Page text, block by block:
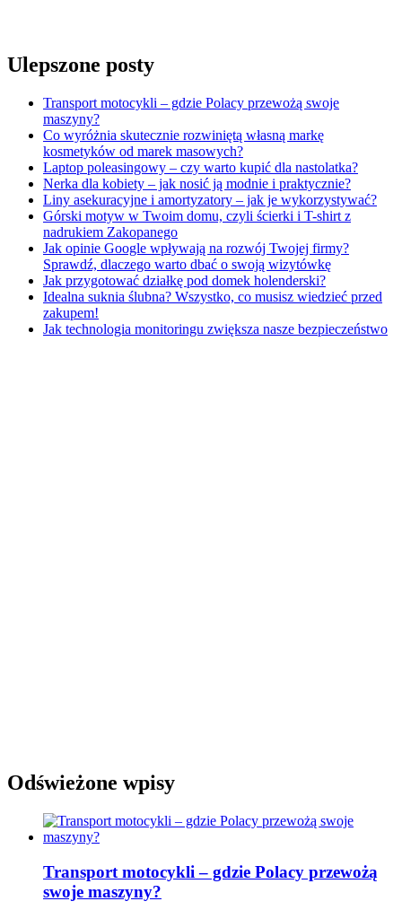
Ulepszone posty
Transport motocykli – gdzie Polacy przewożą swoje
maszyny?
Co wyróżnia skutecznie rozwiniętą własną markę
kosmetyków od marek masowych?
Laptop poleasingowy – czy warto kupić dla nastolatka?
Nerka dla kobiety – jak nosić ją modnie i praktycznie?
Liny asekuracyjne i amortyzatory – jak je wykorzystywać?
Górski motyw w Twoim domu, czyli ścierki i T-shirt z
nadrukiem Zakopanego
Jak opinie Google wpływają na rozwój Twojej firmy?
Sprawdź, dlaczego warto dbać o swoją wizytówkę
Jak przygotować działkę pod domek holenderski?
Idealna suknia ślubna? Wszystko, co musisz wiedzieć przed
zakupem!
Jak technologia monitoringu zwiększa nasze bezpieczeństwo
Odświeżone wpisy
Transport motocykli – gdzie Polacy przewożą
swoje maszyny?